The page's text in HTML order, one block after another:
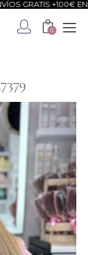
GRATIS +100€ EN
0